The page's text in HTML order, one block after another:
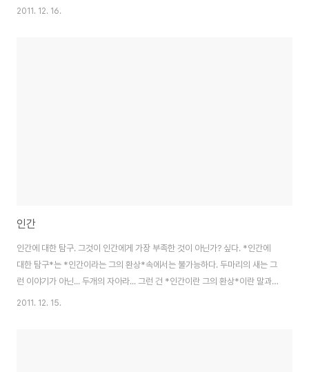
를 신청, 해결이 되었다. 이번에 다시 한국을 떠나며 제일 아쉬운게 뭘까? 생각
2011. 12. 16.
인간
인간에 대한 탐구. 그것이 인간에게 가장 부족한 것이 아닌가? 싶다. *인간에
대한 탐구*는 *인간이라는 그의 환상*속에서는 불가능하다. 두마리의 새는 그
런 이야기가 아닌... 두개의 자아라... 그런 건 *인간이란 그의 환상*이란 말과
같은 선상에 있는 것! 아닐까? 생물체의 진화의 최종 단계가 반드시 인간일 수
2011. 12. 15.